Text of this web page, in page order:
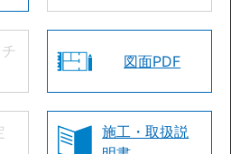
図面PDF
施工・取扱説